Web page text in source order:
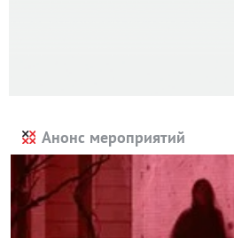
Анонс мероприятий